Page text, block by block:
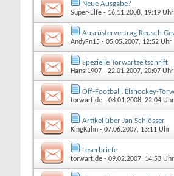
Neue Ausgabe?
Super-Elfe - 16.11.2008, 19:19 Uhr
Ausrüstervertrag Reusch
AndyFn15 - 05.05.2007, 12:52 Uhr
Spezielle Torwartzeitschrift
Hansi1907 - 22.01.2007, 20:07 Uhr
Off-Football: Eishockey-
torwart.de - 08.01.2008, 22:04 Uhr
Artikel über Jan Schlösser
KingKahn - 07.06.2007, 13:11 Uhr
Leserbriefe
torwart.de - 09.02.2007, 14:53 Uhr